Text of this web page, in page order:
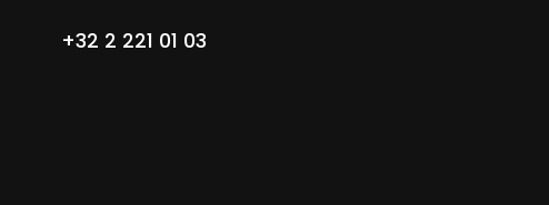
+32 2 221 01 03